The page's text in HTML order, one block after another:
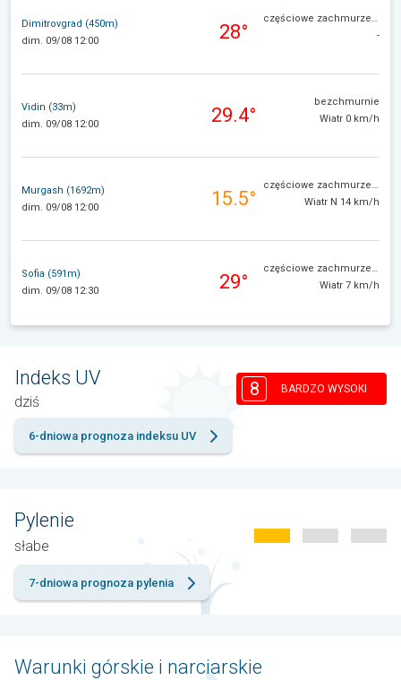
Dimitrovgrad (450m)
dim. 09/08 12:00
28°
częściowe zachmurzenie
-
Vidin (33m)
dim. 09/08 12:00
29.4°
bezchmurnie
Wiatr 0 km/h
Murgash (1692m)
dim. 09/08 12:00
15.5°
częściowe zachmurzenie
Wiatr N 14 km/h
Sofia (591m)
dim. 09/08 12:30
29°
częściowe zachmurzenie
Wiatr 7 km/h
Indeks UV
dziś
8 BARDZO WYSOKI
6-dniowa prognoza indeksu UV
Pylenie
słabe
7-dniowa prognoza pylenia
Warunki górskie i narciarskie